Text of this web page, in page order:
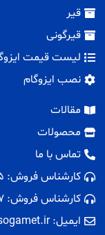
قیر
قیرگونی
لیست قیمت
نصب ایزوگام
مقالات
محصولات
تماس با ما
کارشناس فروش: 09193131055
کارشناس فروش: 02156453597
ایمیل: Info@isogamet.ir